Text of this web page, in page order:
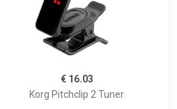
€ 16.03
Korg Pitchclip 2 Tuner